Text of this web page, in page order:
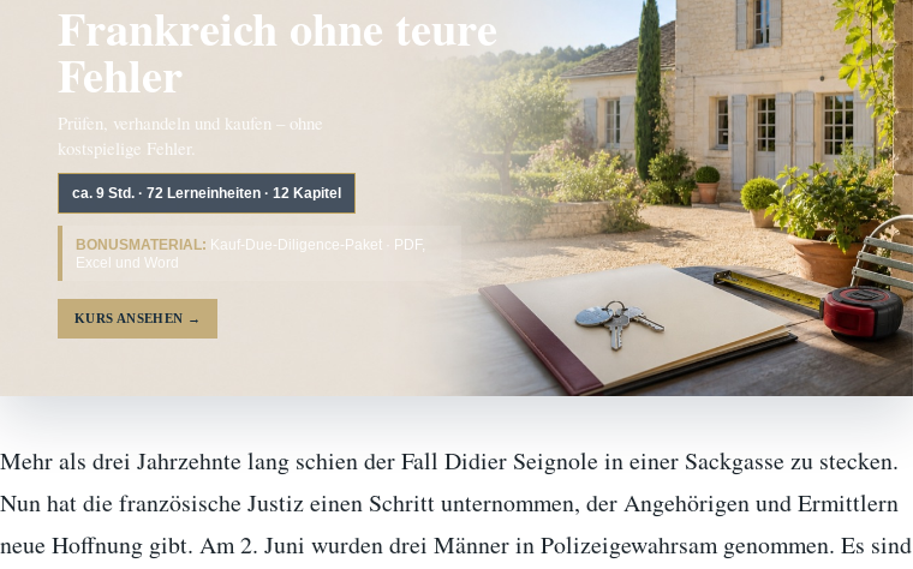
Frankreich ohne teure
Fehler
Prüfen, verhandeln und kaufen – ohne
kostspielige Fehler.
ca. 9 Std. · 72 Lerneinheiten · 12 Kapitel
BONUSMATERIAL: Kauf-Due-Diligence-Paket · PDF,
Excel und Word
KURS ANSEHEN →
Mehr als drei Jahrzehnte lang schien der Fall Didier Seignole in einer Sackgasse zu stecken.
Nun hat die französische Justiz einen Schritt unternommen, der Angehörigen und Ermittlern
neue Hoffnung gibt. Am 2. Juni wurden drei Männer in Polizeigewahrsam genommen. Es sind